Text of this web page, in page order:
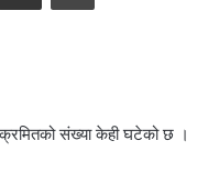
संख्या केही घटेको छ ।